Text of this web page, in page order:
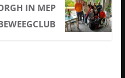
IN MEP